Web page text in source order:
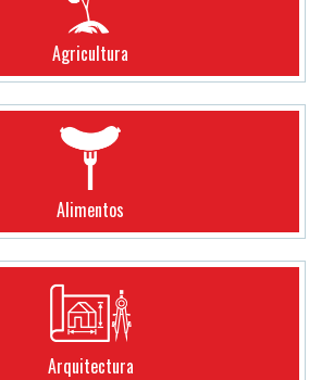
Agricultura
Alimentos
Arquitectura